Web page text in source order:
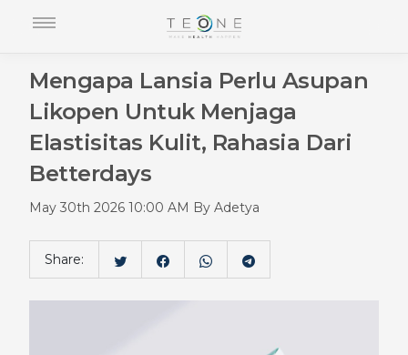
Mengapa Lansia Perlu Asupan
Likopen Untuk Menjaga
Elastisitas Kulit, Rahasia Dari
Betterdays
May 30th 2026 10:00 AM By Adetya
Share: